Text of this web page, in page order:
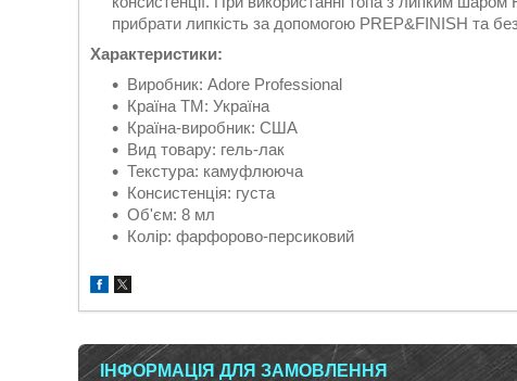
прибрати липкість за допомогою PREP&FINISH та
Характеристики:
Виробник: Adore Professional
Країна ТМ: Україна
Країна-виробник: США
Вид товару: гель-лак
Текстура: камуфлююча
Консистенція: густа
Об'єм: 8 мл
Колір: фарфорово-персиковий
ІНФОРМАЦІЯ ДЛЯ ЗАМОВЛЕННЯ